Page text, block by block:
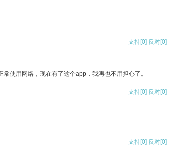
支持[0] 反对[0]
使用网络，现在有了这个app，我再也不用担心了。
支持[0] 反对[0]
支持[0] 反对[0]